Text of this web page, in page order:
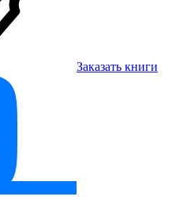
Заказать книги